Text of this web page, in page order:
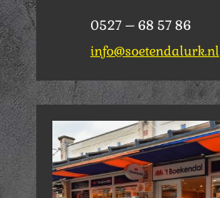
0527 – 68 57 86
info@soetendalurk.nl